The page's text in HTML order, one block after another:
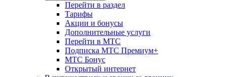
Перейти в раздел
Тарифы
Акции и бонусы
Дополнительные услуги
Перейти в МТС
Подписка МТС Премиум+
МТС Бонус
Открытый интернет